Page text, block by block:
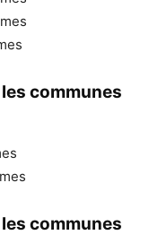
communes
communes